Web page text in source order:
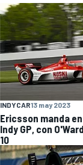
INDYCAR13 may 2023
Ericsson manda
Indy GP, con
10